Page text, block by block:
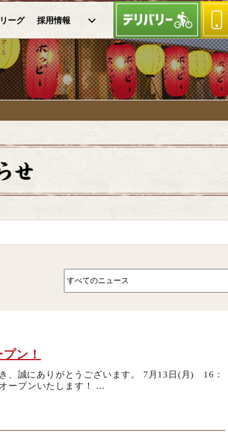
ーグ 採用情報
ン！
、誠にありがとうございます。 7月13日(月) 16：
ープンいたします！ ...